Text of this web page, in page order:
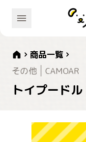
商品一覧
その他
CAMOAR
トイプード